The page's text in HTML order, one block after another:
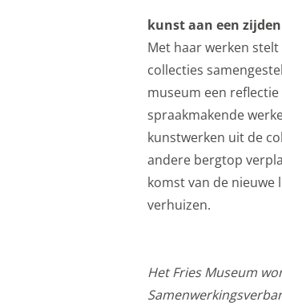
kunst aan een
Met haar werken
collecties
museum een
spraakmakende
kunstwerken uit de
andere bergtop
komst van de nieuwe
verhuizen.
Het Fries Museum
We
en
We